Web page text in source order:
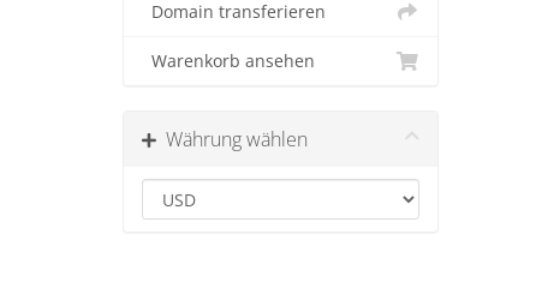
Domain transferieren
Warenkorb ansehen
Währung wählen